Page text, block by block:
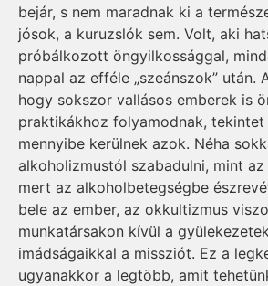
bejár, s nem maradnak ki a
jósok, a kuruzslók sem. Volt, aki
próbálkozott öngyilkossággal,
nappal az efféle „szeánszok” után.
hogy sokszor vallásos emberek is
praktikákhoz folyamodnak, tekintet
mennyibe kerülnek azok. Néha
alkoholizmustól szabadulni, mint
mert az alkoholbetegségbe
bele az ember, az okkultizmus
munkatársakon kívül a
imádságaikkal a missziót. Ez a
ugyanakkor a legtöbb, amit